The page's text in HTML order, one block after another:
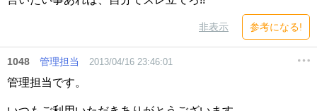
非表示 参考になる!
1048 管理担当 2013/04/16 23:46:01
管理担当です。